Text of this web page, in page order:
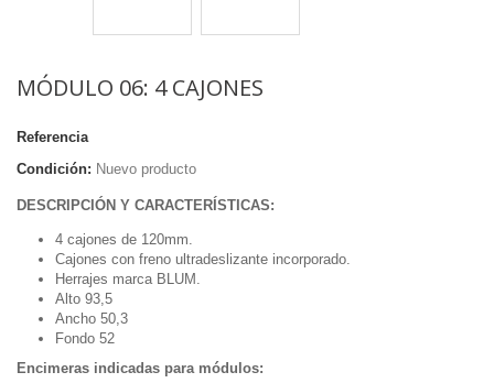
MÓDULO 06: 4 CAJONES
Referencia
Condición: Nuevo producto
DESCRIPCIÓN Y CARACTERÍSTICAS:
4 cajones de 120mm.
Cajones con freno ultradeslizante incorporado.
Herrajes marca BLUM.
Alto 93,5
Ancho 50,3
Fondo 52
Encimeras indicadas para módulos: